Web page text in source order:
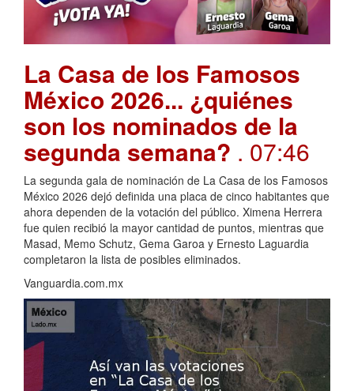
La Casa de los Famosos
México 2026... ¿quiénes
son los nominados de la
segunda semana? . 07:46
La segunda gala de nominación de La Casa de los Famosos
México 2026 dejó definida una placa de cinco habitantes que
ahora dependen de la votación del público. Ximena Herrera
fue quien recibió la mayor cantidad de puntos, mientras que
Masad, Memo Schutz, Gema Garoa y Ernesto Laguardia
completaron la lista de posibles eliminados.
Vanguardia.com.mx